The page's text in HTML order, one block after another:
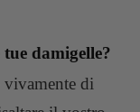
damigelle?
vivamente di